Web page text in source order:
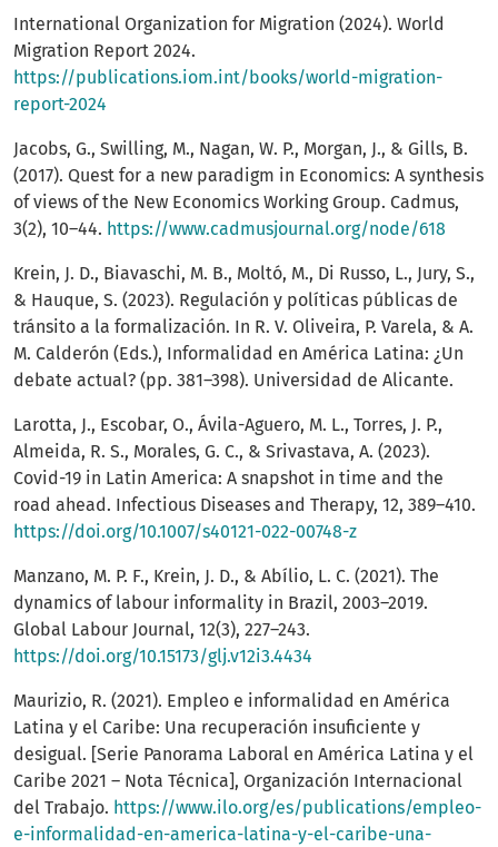
International Organization for Migration (2024). World
Migration Report 2024.
https://publications.iom.int/books/world-migration-
report-2024
Jacobs, G., Swilling, M., Nagan, W. P., Morgan, J., & Gills, B.
(2017). Quest for a new paradigm in Economics: A synthesis
of views of the New Economics Working Group. Cadmus,
3(2), 10–44. https://www.cadmusjournal.org/node/618
Krein, J. D., Biavaschi, M. B., Moltó, M., Di Russo, L., Jury, S.,
& Hauque, S. (2023). Regulación y políticas públicas de
tránsito a la formalización. In R. V. Oliveira, P. Varela, & A.
M. Calderón (Eds.), Informalidad en América Latina: ¿Un
debate actual? (pp. 381–398). Universidad de Alicante.
Larotta, J., Escobar, O., Ávila-Aguero, M. L., Torres, J. P.,
Almeida, R. S., Morales, G. C., & Srivastava, A. (2023).
Covid-19 in Latin America: A snapshot in time and the
road ahead. Infectious Diseases and Therapy, 12, 389–410.
https://doi.org/10.1007/s40121-022-00748-z
Manzano, M. P. F., Krein, J. D., & Abílio, L. C. (2021). The
dynamics of labour informality in Brazil, 2003–2019.
Global Labour Journal, 12(3), 227–243.
https://doi.org/10.15173/glj.v12i3.4434
Maurizio, R. (2021). Empleo e informalidad en América
Latina y el Caribe: Una recuperación insuficiente y
desigual. [Serie Panorama Laboral en América Latina y el
Caribe 2021 – Nota Técnica], Organización Internacional
del Trabajo. https://www.ilo.org/es/publications/empleo-
e-informalidad-en-america-latina-y-el-caribe-una-